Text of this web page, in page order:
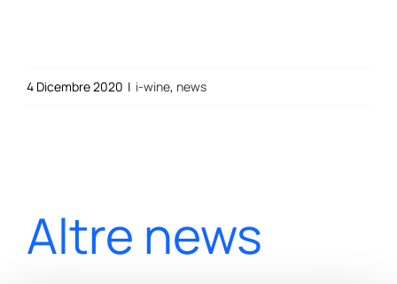
4 Dicembre 2020 | i-wine, news
Altre news